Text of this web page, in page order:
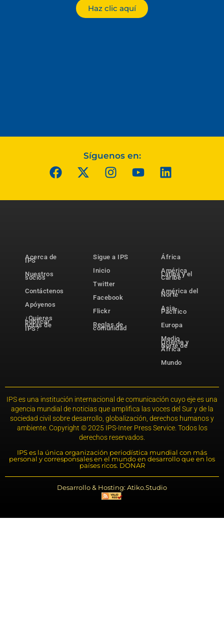
Haz clic aquí
Síguenos en:
Acerca de
IPS
Nuestros
socios
Contáctenos
Apóyenos
¿Quieres
publicar
notas de
IPS?
Sigue a IPS
Inicio
Twitter
Facebook
Flickr
Reglas de
comunidad
África
América
Latina y el
Caribe
América del
Norte
Asia-
Pacífico
Europa
Medio
Oriente y
Norte de
África
Mundo
IPS es una institución internacional de comunicación cuyo eje es una
agencia mundial de noticias que amplifica las voces del Sur y de la
sociedad civil sobre desarrollo, globalización, derechos humanos y
ambiente. Copyright © 2025 IPS-Inter Press Service. Todos los
derechos reservados.
IPS es la única organización periodística mundial con más
personal y corresponsales en el mundo en desarrollo que en los
países ricos. DONAR
Desarrollo & Hosting: Atiko.Studio